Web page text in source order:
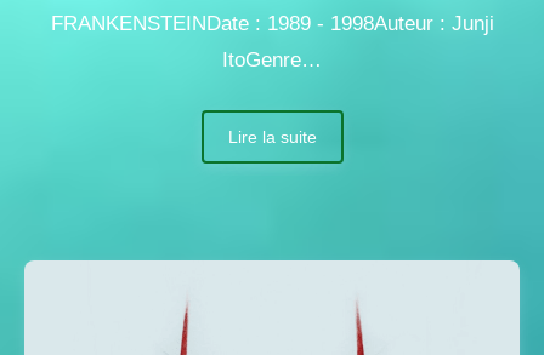
FRANKENSTEINDate : 1989 - 1998Auteur : Junji
ItoGenre…
Lire la suite